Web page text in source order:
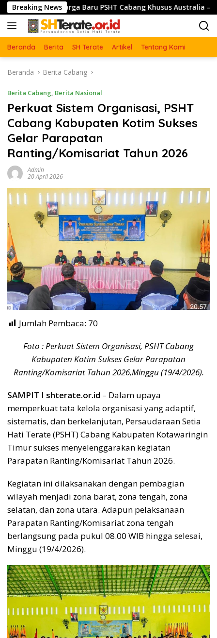
Langsung
ke
konten
Breaking News
Warga Baru PSHT Cabang Khusus Australia – Pusat Madiun
Beranda Berita SH Terate Artikel Tentang Kami
Beranda Berita Cabang
Berita Cabang, Berita Nasional
Perkuat Sistem Organisasi, PSHT
Cabang Kabupaten Kotim Sukses
Gelar Parapatan
Ranting/Komisariat Tahun 2026
Admin
20 April 2026
Jumlah Pembaca: 70
Foto : Perkuat Sistem Organisasi, PSHT Cabang
Kabupaten Kotim Sukses Gelar Parapatan
Ranting/Komisariat Tahun 2026,Minggu (19/4/2026).
SAMPIT I shterate.or.id – Dalam upaya
memperkuat tata kelola organisasi yang adaptif,
sistematis, dan berkelanjutan, Persaudaraan Setia
Hati Terate (PSHT) Cabang Kabupaten Kotawaringin
Timur sukses menyelenggarakan kegiatan
Parapatan Ranting/Komisariat Tahun 2026.
Kegiatan ini dilaksanakan dengan pembagian
wilayah menjadi zona barat, zona tengah, zona
selatan, dan zona utara. Adapun pelaksanaan
Parapatan Ranting/Komisariat zona tengah
berlangsung pada pukul 08.00 WIB hingga selesai,
Minggu (19/4/2026).